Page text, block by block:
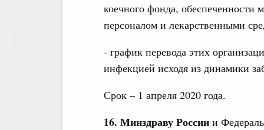
коечного фонда,
персоналом и лекарственными
- график перевода этих
инфекцией исходя из динамики
Срок – 1 апреля 2020 года.
16. Минздраву России и